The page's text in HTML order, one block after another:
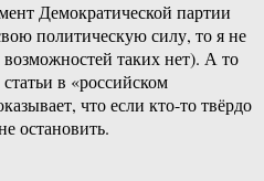
Демократической партии
политическую силу, то я не
таких нет). А то
в «российском
что если кто-то твёрдо
остановить.